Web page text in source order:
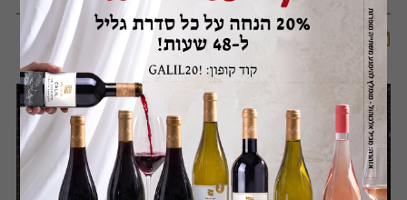
השועל הירוק